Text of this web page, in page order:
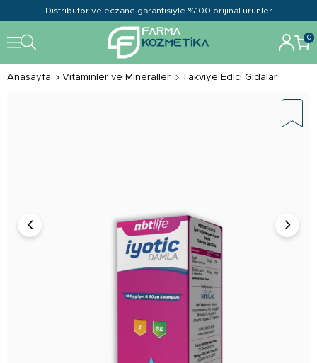
Distribütör ve eczane garantisiyle %100 orijinal ürünler
0
Anasayfa Vitaminler ve Mineraller Takviye Edici Gıdalar